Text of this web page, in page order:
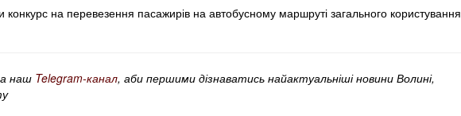
конкурс на перевезення пасажирів на автобусному маршруті загального користування
наш Telegram-канал, аби першими дізнаватись найактуальніші новини Волині,